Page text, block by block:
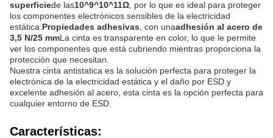
superficiede las10^9^10^11Ω , por lo que es ideal para proteger
los componentes electrónicos sensibles de la electricidad
estática. Propiedades adhesivas , con unaadhesión al acero de
3,5 N/25 mmLa cinta es transparente en color, lo que le permite
ver los componentes que está cubriendo mientras proporciona la
protección que necesitan.
Nuestra cinta antistatica es la solución perfecta para proteger la
electrónica de la electricidad estática y el daño por ESD.y
excelente adhesión al acero, esta cinta es la opción perfecta para
cualquier entorno de ESD.
Características: